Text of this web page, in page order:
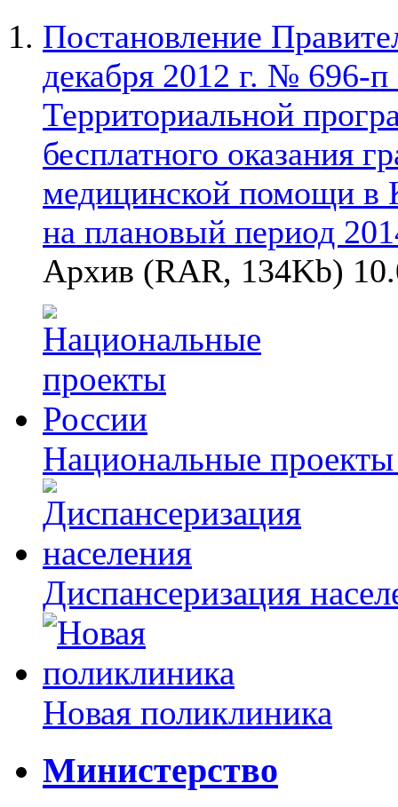
Постановление
декабря 2012 г. № 696-
Территориальной
бесплатного оказания
медицинской помощи в
на плановый период
Архив (RAR, 134Kb)
Национальные
Диспансеризация
Новая поликлиника
Министерство